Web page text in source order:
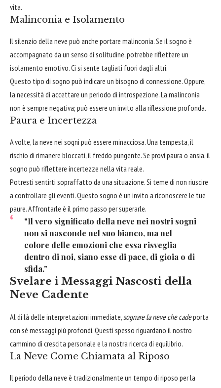
vita.
Malinconia e Isolamento
Il silenzio della neve può anche portare malinconia. Se il sogno è
accompagnato da un senso di solitudine, potrebbe riflettere un
isolamento emotivo. Ci si sente tagliati fuori dagli altri.
Questo tipo di sogno può indicare un bisogno di connessione. Oppure,
la necessità di accettare un periodo di introspezione. La malinconia
non è sempre negativa; può essere un invito alla riflessione profonda.
Paura e Incertezza
A volte, la neve nei sogni può essere minacciosa. Una tempesta, il
rischio di rimanere bloccati, il freddo pungente. Se provi paura o ansia, il
sogno può riflettere incertezze nella vita reale.
Potresti sentirti sopraffatto da una situazione. Si teme di non riuscire
a controllare gli eventi. Questo sogno è un invito a riconoscere le tue
paure. Affrontarle è il primo passo per superarle.
"Il vero significato della neve nei nostri sogni
non si nasconde nel suo bianco, ma nel
colore delle emozioni che essa risveglia
dentro di noi, siano esse di pace, di gioia o di
sfida."
Svelare i Messaggi Nascosti della
Neve Cadente
Al di là delle interpretazioni immediate, sognare la neve che cadeporta
con sé messaggi più profondi. Questi spesso riguardano il nostro
cammino di crescita personale e la nostra ricerca di equilibrio.
La Neve Come Chiamata al Riposo
Il periodo della neve è tradizionalmente un tempo di riposo per la